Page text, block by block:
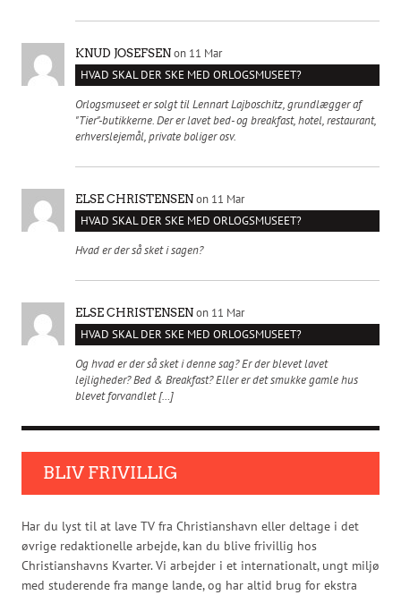
KNUD JOSEFSEN on 11 Mar
HVAD SKAL DER SKE MED ORLOGSMUSEET?
Orlogsmuseet er solgt til Lennart Lajboschitz, grundlægger af
"Tier"-butikkerne. Der er lavet bed- og breakfast, hotel, restaurant,
erhverslejemål, private boliger osv.
ELSE CHRISTENSEN on 11 Mar
HVAD SKAL DER SKE MED ORLOGSMUSEET?
Hvad er der så sket i sagen?
ELSE CHRISTENSEN on 11 Mar
HVAD SKAL DER SKE MED ORLOGSMUSEET?
Og hvad er der så sket i denne sag? Er der blevet lavet
lejligheder? Bed & Breakfast? Eller er det smukke gamle hus
blevet forvandlet […]
BLIV FRIVILLIG
Har du lyst til at lave TV fra Christianshavn eller deltage i det
øvrige redaktionelle arbejde, kan du blive frivillig hos
Christianshavns Kvarter. Vi arbejder i et internationalt, ungt miljø
med studerende fra mange lande, og har altid brug for ekstra